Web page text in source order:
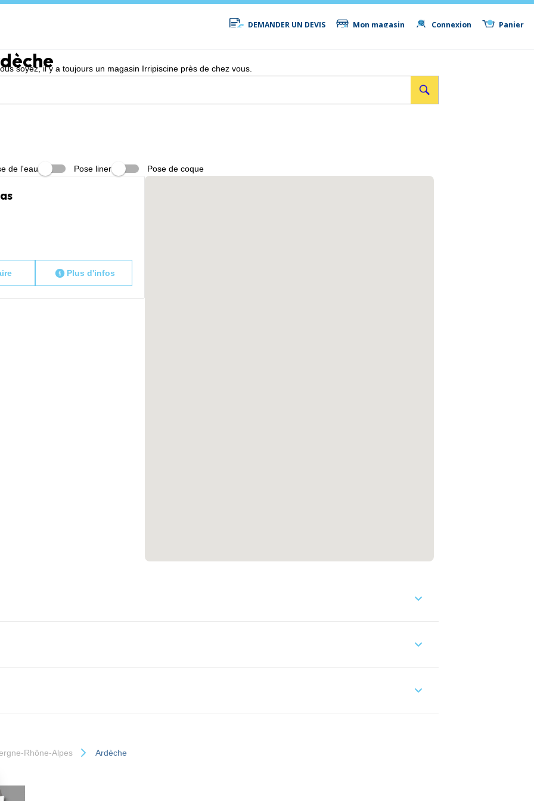
DEMANDER UN DEVIS Mon magasin Connexion Panier
soyez, il y a toujours un magasin Irripiscine près de chez vous.
de l'eau Pose liner Pose de coque
Plus d'infos
Rhône-Alpes Ardèche